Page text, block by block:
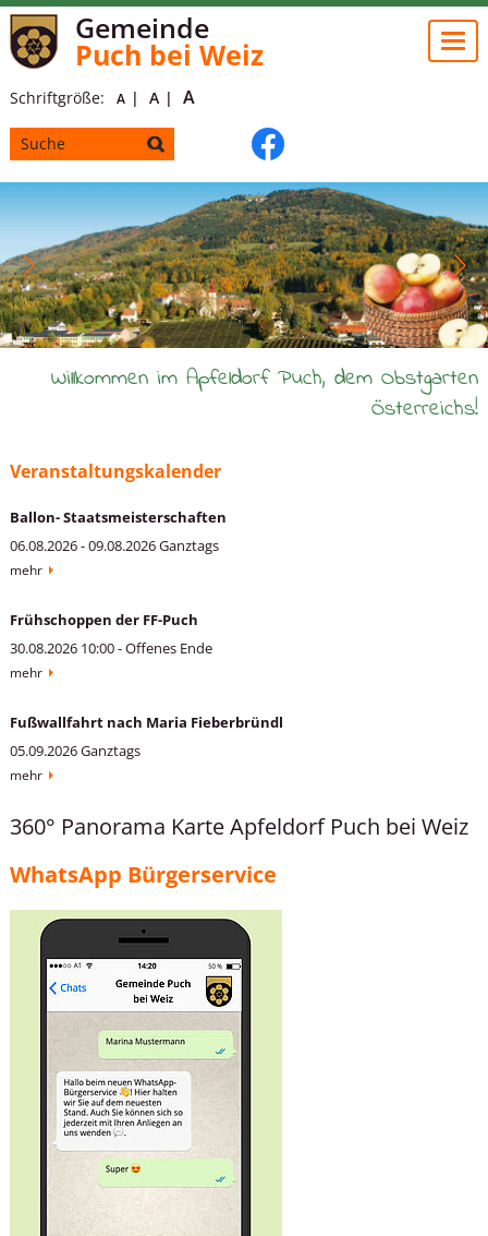
Gemeinde
Puch bei Weiz
Schriftgröße: A A A
Willkommen im Apfeldorf Puch, dem Obstgarten
Österreichs!
Veranstaltungskalender
Ballon- Staatsmeisterschaften
06.08.2026 - 09.08.2026 Ganztags
mehr
Frühschoppen der FF-Puch
30.08.2026 10:00 - Offenes Ende
mehr
Fußwallfahrt nach Maria Fieberbründl
05.09.2026 Ganztags
mehr
360° Panorama Karte Apfeldorf Puch bei Weiz
WhatsApp Bürgerservice